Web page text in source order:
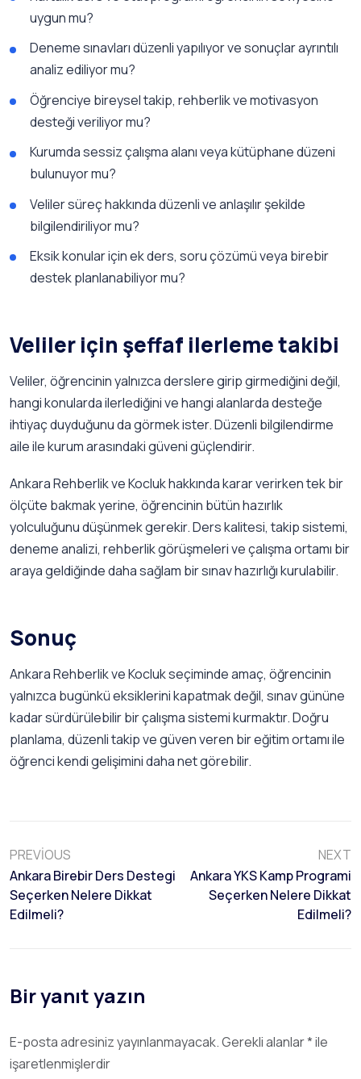
uygun mu?
Deneme sınavları düzenli yapılıyor ve sonuçlar ayrıntılı
analiz ediliyor mu?
Öğrenciye bireysel takip, rehberlik ve motivasyon
desteği veriliyor mu?
Kurumda sessiz çalışma alanı veya kütüphane düzeni
bulunuyor mu?
Veliler süreç hakkında düzenli ve anlaşılır şekilde
bilgilendiriliyor mu?
Eksik konular için ek ders, soru çözümü veya birebir
destek planlanabiliyor mu?
Veliler için şeffaf ilerleme takibi
Veliler, öğrencinin yalnızca derslere girip girmediğini değil,
hangi konularda ilerlediğini ve hangi alanlarda desteğe
ihtiyaç duyduğunu da görmek ister. Düzenli bilgilendirme
aile ile kurum arasındaki güveni güçlendirir.
Ankara Rehberlik ve Kocluk hakkında karar verirken tek bir
ölçüte bakmak yerine, öğrencinin bütün hazırlık
yolculuğunu düşünmek gerekir. Ders kalitesi, takip sistemi,
deneme analizi, rehberlik görüşmeleri ve çalışma ortamı bir
araya geldiğinde daha sağlam bir sınav hazırlığı kurulabilir.
Sonuç
Ankara Rehberlik ve Kocluk seçiminde amaç, öğrencinin
yalnızca bugünkü eksiklerini kapatmak değil, sınav gününe
kadar sürdürülebilir bir çalışma sistemi kurmaktır. Doğru
planlama, düzenli takip ve güven veren bir eğitim ortamı ile
öğrenci kendi gelişimini daha net görebilir.
PREVIOUS
Ankara Birebir Ders Destegi
Seçerken Nelere Dikkat
Edilmeli?
NEXT
Ankara YKS Kamp Programi
Seçerken Nelere Dikkat
Edilmeli?
Bir yanıt yazın
E-posta adresiniz yayınlanmayacak.Gerekli alanlar*ile
işaretlenmişlerdir